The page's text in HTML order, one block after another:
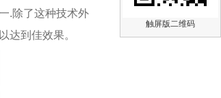
触屏版二维码
.除了这种技术外
达到佳效果。